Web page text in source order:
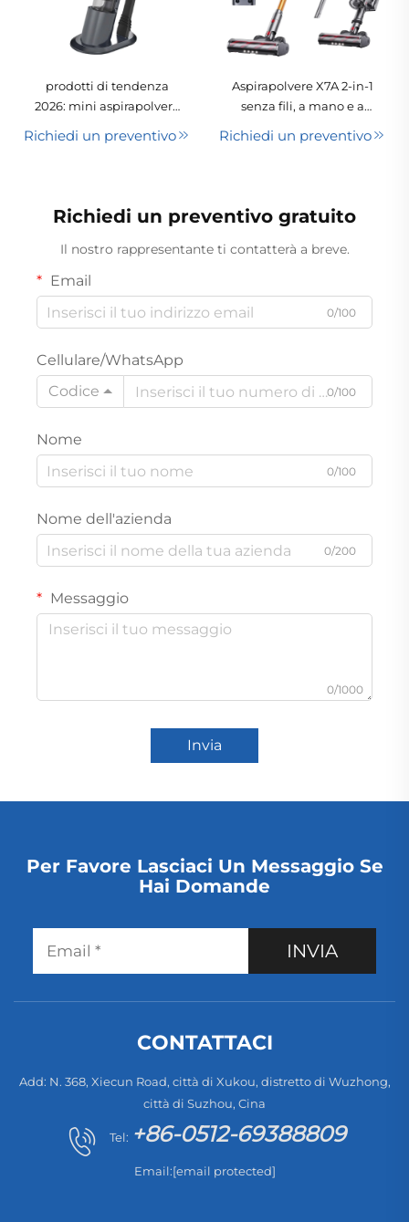
prodotti di tendenza
2026: mini aspirapolvere
alimentazione
prodotto ricaricabile
molto richiesto
Richiedi un preventivo
Aspirapolvere X7A 2-in-1
senza fili, a mano e a
brushless per uso in auto
Richiedi un preventivo
Richiedi un preventivo gratuito
Il nostro rappresentante ti contatterà a breve.
Email
0/100
Cellulare/WhatsApp
Codice
0/100
Nome
0/100
Nome dell'azienda
0/200
Messaggio
0/1000
Invia
Per Favore Lasciaci Un Messaggio Se
Hai Domande
INVIA
CONTATTACI
Add: N. 368, Xiecun Road, città di Xukou, distretto di Wuzhong,
città di Suzhou, Cina
Tel: +86-0512-69388809
Email:[email protected]